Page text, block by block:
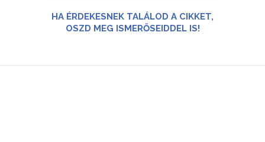
HA ÉRDEKESNEK TALÁLOD A CIKKET,
OSZD MEG ISMERŐSEIDDEL IS!